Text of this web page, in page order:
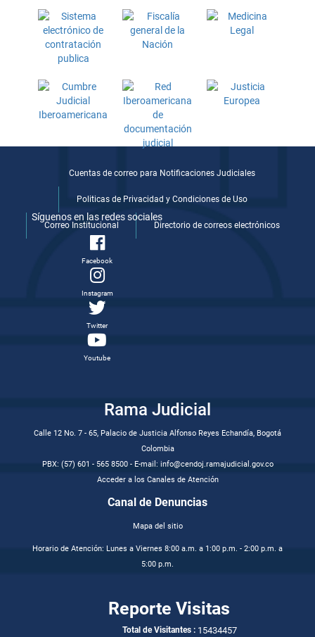
Cuentas de correo para Notificaciones Judiciales
Politicas de Privacidad y Condiciones de Uso
Correo Institucional Directorio de correos electrónicos
Síguenos en las redes sociales
Facebook
Instagram
Twitter
Youtube
Rama Judicial
Calle 12 No. 7 - 65, Palacio de Justicia Alfonso Reyes Echandía, Bogotá
Colombia
PBX: (57) 601 - 565 8500 - E-mail: info@cendoj.ramajudicial.gov.co
Acceder a los Canales de Atención
Canal de Denuncias
Mapa del sitio
Horario de Atención: Lunes a Viernes 8:00 a.m. a 1:00 p.m. - 2:00 p.m. a
5:00 p.m.
Reporte Visitas
Total de Visitantes : 15434457